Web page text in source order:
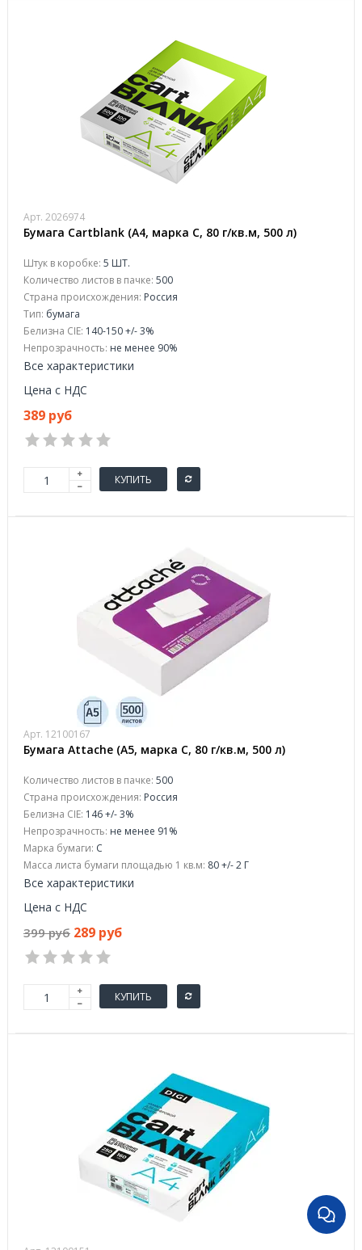
Арт. 2026974
Бумага Cartblank (А4, марка С, 80 г/кв.м, 500 л)
Штук в коробке: 5 ШТ.
Количество листов в пачке: 500
Страна происхождения: Россия
Тип: бумага
Белизна CIE: 140-150 +/- 3%
Непрозрачность: не менее 90%
Все характеристики
Цена с НДС
389 руб
КУПИТЬ
Арт. 12100167
Бумага Attache (А5, марка С, 80 г/кв.м, 500 л)
Количество листов в пачке: 500
Страна происхождения: Россия
Белизна CIE: 146 +/- 3%
Непрозрачность: не менее 91%
Марка бумаги: С
Масса листа бумаги площадью 1 кв.м: 80 +/- 2 Г
Все характеристики
Цена с НДС
399 руб 289 руб
КУПИТЬ